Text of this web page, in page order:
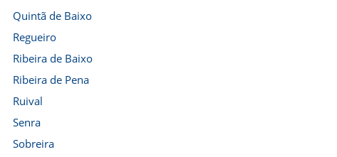
Quintã de Baixo
Regueiro
Ribeira de Baixo
Ribeira de Pena
Ruival
Senra
Sobreira